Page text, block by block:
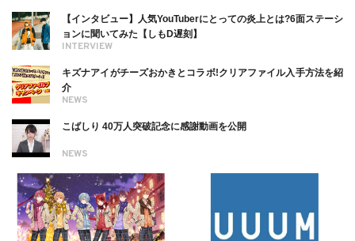
INTERVIEW
【インタビュー】人気YouTuberにとっての炎上とは?6面ステーシ
ョンに聞いてみた【しもD遅刻】
NEWS
キズナアイがチーズおかきとコラボ!クリアファイル入手方法を紹
介
NEWS
こばしり 40万人突破記念に感謝動画を公開